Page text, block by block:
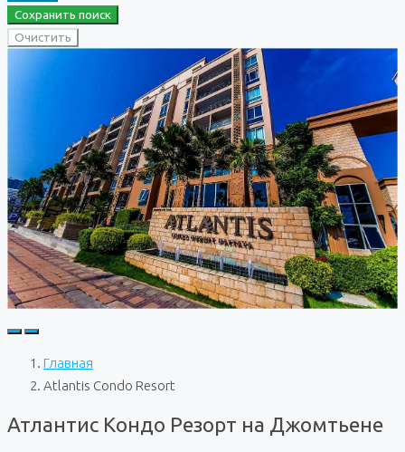
Сохранить поиск
Очистить
Главная
Atlantis Condo Resort
Атлантис Кондо Резорт на Джомтьене